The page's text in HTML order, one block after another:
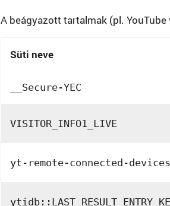
A beágyazott tartalmak (pl.
Süti neve
__Secure-YEC
VISITOR_INFO1_LIVE
yt-remote-connected-devices